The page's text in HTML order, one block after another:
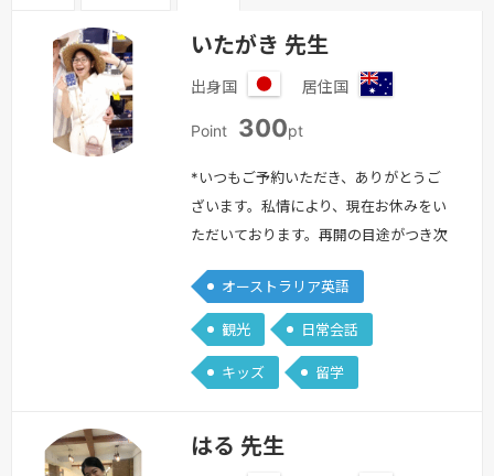
いたがき 先生
出身国
本
居住国
ト
ラ
リ
Point 300pt
*いつもご予約いただき、ありがとうご
ざいます。私情により、現在お休みをい
ただいております。再開の目途がつき次
しばらくお待ちください。ご不便をおか
けし申し訳ございません。私と一緒に英
語でお話しませんか？文法・単語、間違
っても全然大丈夫です！英語に対して怖
勉強しましょう☺お気軽にどうぞ☺≪私
オーストラリア英語
観光 日常会話
キッズ 留学
はる 先生